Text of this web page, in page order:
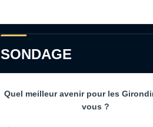
SONDAGE
Quel meilleur avenir pour les
vous ?